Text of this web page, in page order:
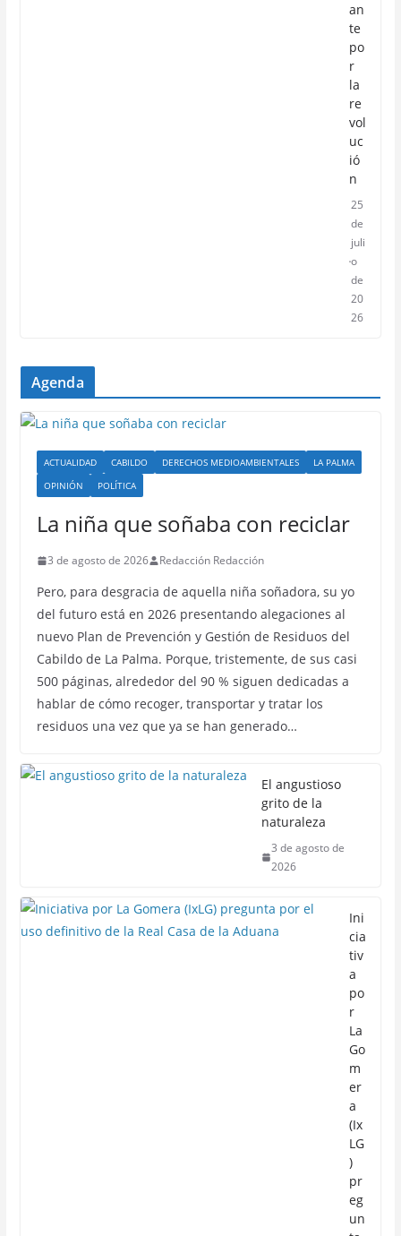
an
te
po
r
la
re
vol
uc
ió
n
25
de
juli
o
de
20
26
Agenda
ACTUALIDAD CABILDO DERECHOS MEDIOAMBIENTALES
LA PALMA
OPINIÓN
POLÍTICA
La niña que soñaba con reciclar
3 de agosto de 2026 Redacción Redacción
Pero, para desgracia de aquella niña soñadora, su yo
del futuro está en 2026 presentando alegaciones al
nuevo Plan de Prevención y Gestión de Residuos del
Cabildo de La Palma. Porque, tristemente, de sus casi
500 páginas, alrededor del 90 % siguen dedicadas a
hablar de cómo recoger, transportar y tratar los
residuos una vez que ya se han generado…
El angustioso
grito de la
naturaleza
3 de agosto de
2026
Ini
cia
tiv
a
po
r
La
Go
m
er
a
(Ix
LG
)
pr
eg
un